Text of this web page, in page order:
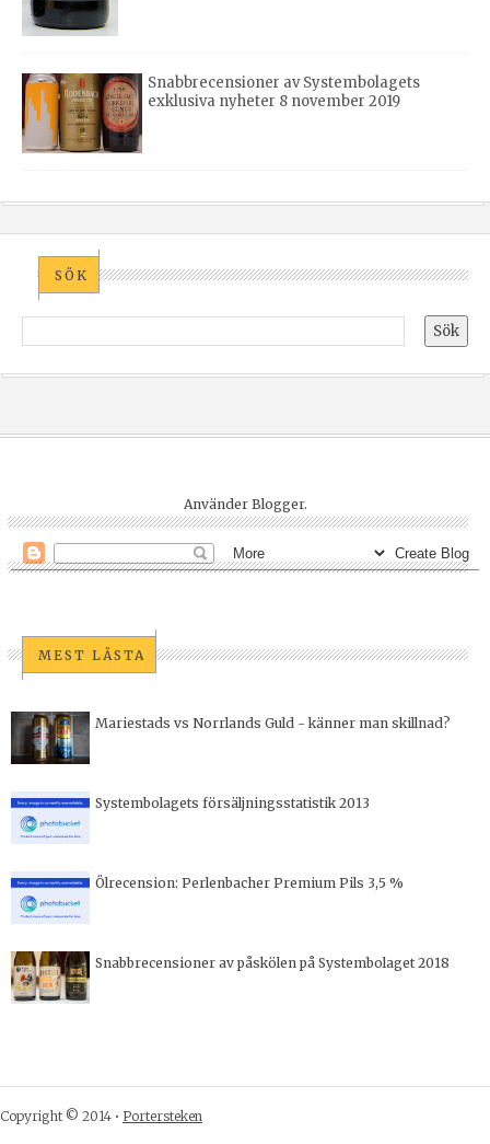
Snabbrecensioner av Systembolagets
exklusiva nyheter 8 november 2019
SÖK
Använder Blogger.
MEST LÄSTA
Mariestads vs Norrlands Guld - känner man skillnad?
Systembolagets försäljningsstatistik 2013
Ölrecension: Perlenbacher Premium Pils 3,5 %
Snabbrecensioner av påskölen på Systembolaget 2018
Copyright © 2014 • Portersteken